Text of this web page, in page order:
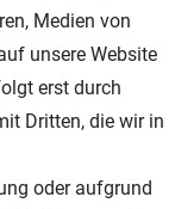
Medien von
unsere Website
erst durch
Dritten, die wir in
oder aufgrund